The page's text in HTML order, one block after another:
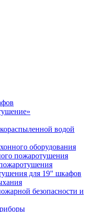
водой
оборудования
пожаротушения
для 19" шкафов
безопасности и